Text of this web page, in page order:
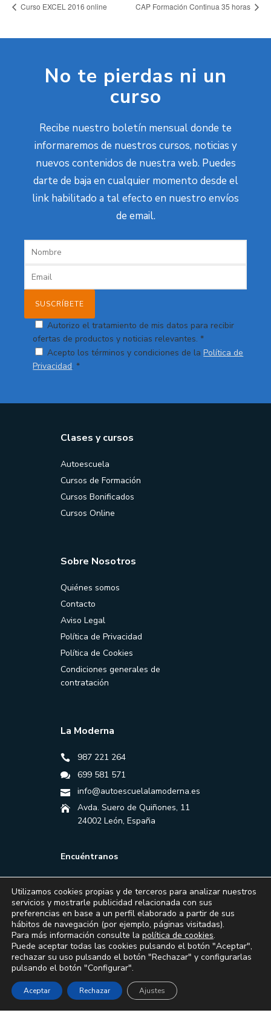
Curso EXCEL 2016 online CAP Formación Continua 35 horas
No te pierdas ni un
curso
Recibe nuestro boletín mensual donde te
informaremos de nuestros cursos, noticias y
nuevos contenidos de nuestra web. Puedes
darte de baja en cualquier momento desde el
link habilitado a tal efecto en nuestro envíos
de email.
Autorizo el tratamiento de mis datos para recibir
ofertas de productos y noticias relevantes. *
Acepto los términos y condiciones de laPolítica de
Privacidad. *
Clases y cursos
Autoescuela
Cursos de Formación
Cursos Bonificados
Cursos Online
Sobre Nosotros
Quiénes somos
Contacto
Aviso Legal
Política de Privacidad
Política de Cookies
Condiciones generales de
contratación
La Moderna
987 221 264
699 581 571
info@autoescuelalamoderna.es
Avda. Suero de Quiñones, 11
24002 León, España
Encuéntranos
Utilizamos cookies propias y de terceros para analizar nuestros
servicios y mostrarle publicidad relacionada con sus
preferencias en base a un perfil elaborado a partir de sus
hábitos de navegación (por ejemplo, páginas visitadas).
Para más información consulte la política de cookies.
Puede aceptar todas las cookies pulsando el botón "Aceptar",
rechazar su uso pulsando el botón "Rechazar" y configurarlas
pulsando el botón "Configurar".
Aceptar Rechazar Ajustes